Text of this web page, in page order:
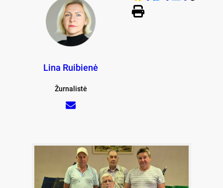
Lina Ruibienė
Žurnalistė